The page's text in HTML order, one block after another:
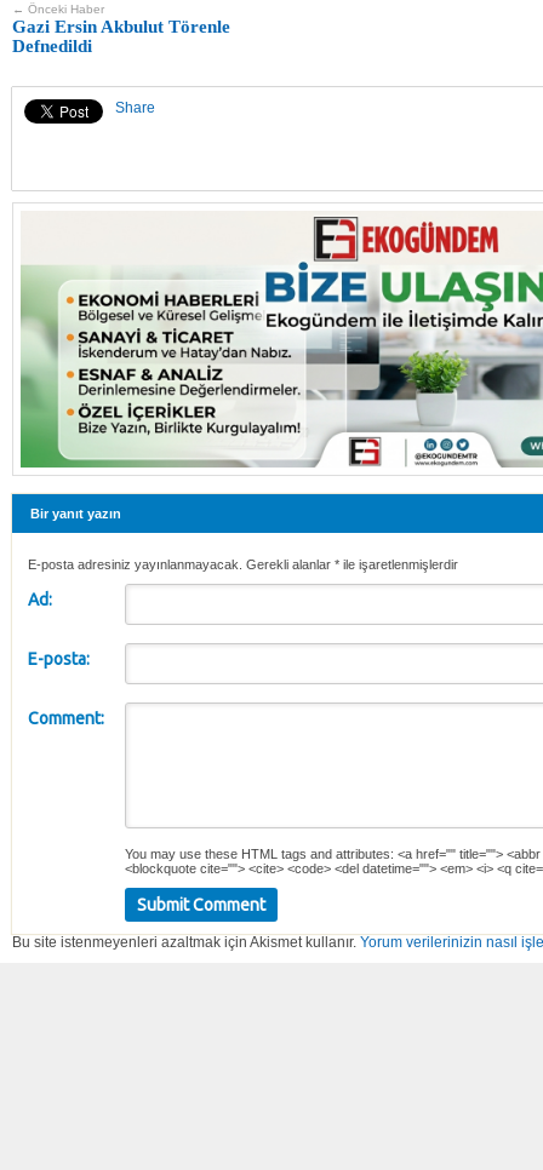
← Önceki Haber
Gazi Ersin Akbulut Törenle
Defnedildi
Share
Bir yanıt yazın
E-posta adresiniz yayınlanmayacak. Gerekli alanlar * ile işaretlenmişlerdir
Ad:
E-posta:
Comment:
You may use these HTML tags and attributes: <a href="" title="">
<blockquote cite=""> <cite> <code> <del datetime=""> <em> <i> <q
Bu site istenmeyenleri azaltmak için Akismet kullanır. Yorum verilerinizin nasıl